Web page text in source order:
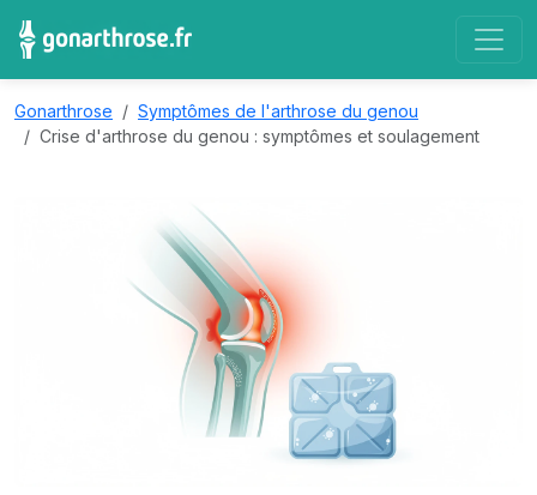
Gonarthrose
Symptômes de l'arthrose du genou
Crise d'arthrose du genou : symptômes et soulagement